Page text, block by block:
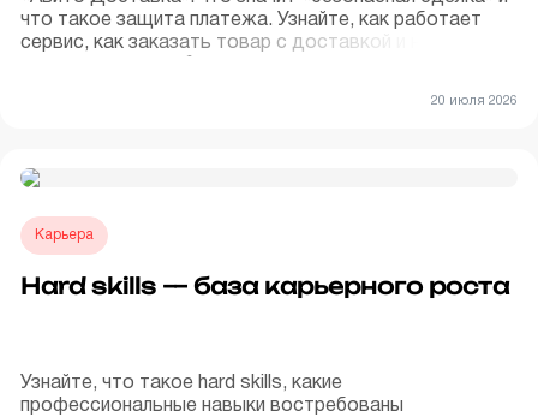
что такое защита платежа. Узнайте, как работает
сервис, как заказать товар с доставкой и не
20 июля 2026
Карьера
Hard skills — база карьерного роста
Узнайте, что такое hard skills, какие
профессиональные навыки востребованы